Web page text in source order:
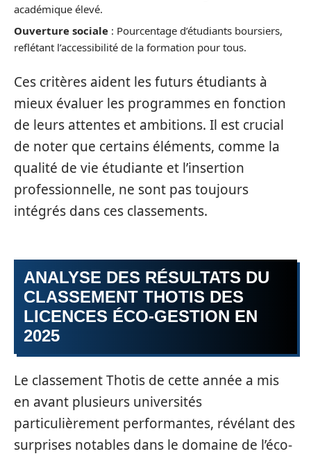
académique élevé.
Ouverture sociale : Pourcentage d’étudiants boursiers,
reflétant l’accessibilité de la formation pour tous.
Ces critères aident les futurs étudiants à
mieux évaluer les programmes en fonction
de leurs attentes et ambitions. Il est crucial
de noter que certains éléments, comme la
qualité de vie étudiante et l’insertion
professionnelle, ne sont pas toujours
intégrés dans ces classements.
ANALYSE DES RÉSULTATS DU
CLASSEMENT THOTIS DES
LICENCES ÉCO-GESTION EN
2025
Le classement Thotis de cette année a mis
en avant plusieurs universités
particulièrement performantes, révélant des
surprises notables dans le domaine de l’éco-